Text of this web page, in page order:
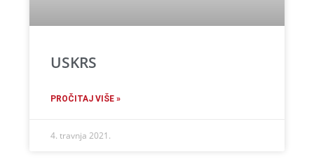
USKRS
PROČITAJ VIŠE »
4. travnja 2021.